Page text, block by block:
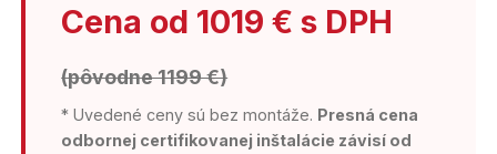
Cena od 1019 € s DPH
(pôvodne 1199 €)
* Uvedené ceny sú bez montáže. Presná cena
odbornej certifikovanej inštalácie závisí od